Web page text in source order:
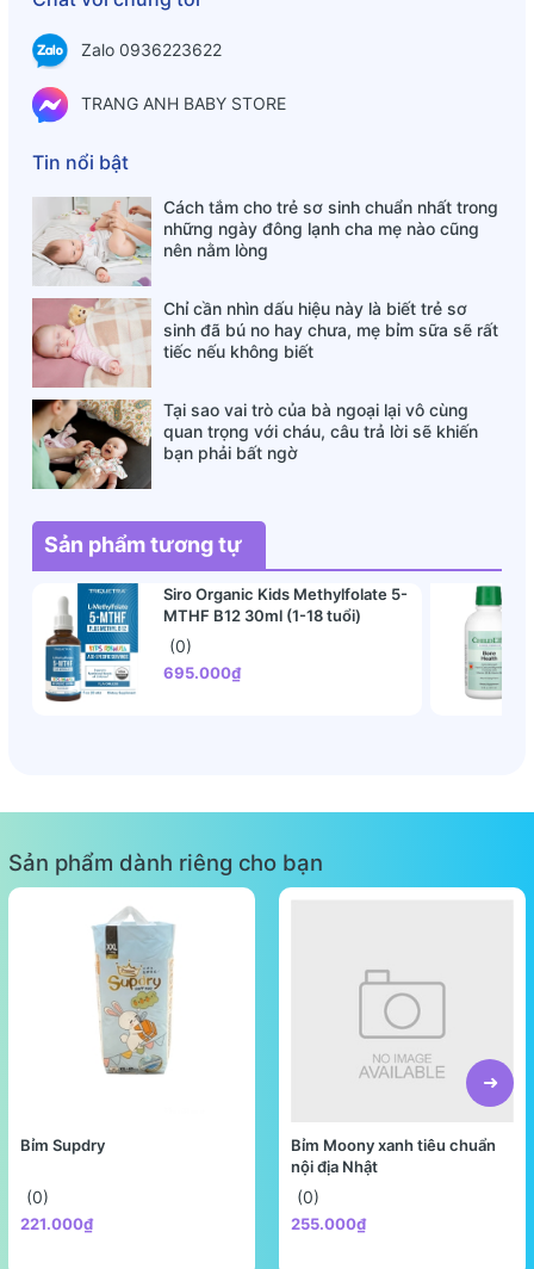
(Xylitol), Axit (Axit xitric), Hương liệu (Hương cam tự nhiên),
Chất bảo quản (Kali Sorbate), Chất ổn định (Xantham Gum),
Vitamin B12 (methylcobalamin).
Hướng dẫn sử dụng:
- Trẻ sơ sinh đến 3 tuổi: Uống tối đa 4 giọt mỗi ngày.
- Trẻ em 4-10 tuổi: Uống tối đa 7 giọt mỗi ngày.
- Người lớn và trẻ em trên 10 tuổi: Uống 10 giọt mỗi ngày.
Lưu ý: Không dùng quá liều lượng đề ra. Tránh xa tầm tay
trẻ em
Zalo 0936223622
TRANG ANH BABY STORE
Tin nổi bật
Cách tắm cho trẻ sơ sinh chuẩn nhất trong
những ngày đông lạnh cha mẹ nào cũng
nên nằm lòng
Chỉ cần nhìn dấu hiệu này là biết trẻ sơ
sinh đã bú no hay chưa, mẹ bỉm sữa sẽ rất
tiếc nếu không biết
Tại sao vai trò của bà ngoại lại vô cùng
quan trọng với cháu, câu trả lời sẽ khiến
bạn phải bất ngờ
Sản phẩm tương tự
Siro Organic Kids Methylfolate 5-
MTHF B12 30ml (1-18 tuổi)
(0)
695.000₫
Sản phẩm dành riêng cho bạn
Bỉm Supdry
(0)
221.000₫
Bỉm Moony xanh tiêu chuẩn
nội địa Nhật
(0)
255.000₫